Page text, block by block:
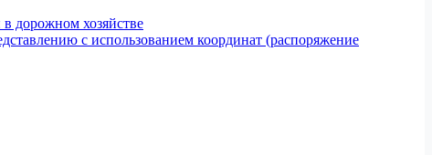
дорожном хозяйстве
с использованием координат (распоряжение